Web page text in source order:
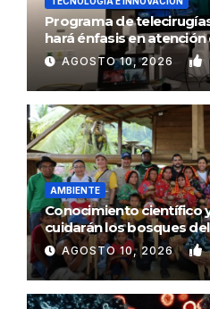
Programa de
hará énfasis en
AGOSTO 10, 2026
AMBIENTE
Conocimiento científico
cuidarán los bosques
AGOSTO 10, 2026